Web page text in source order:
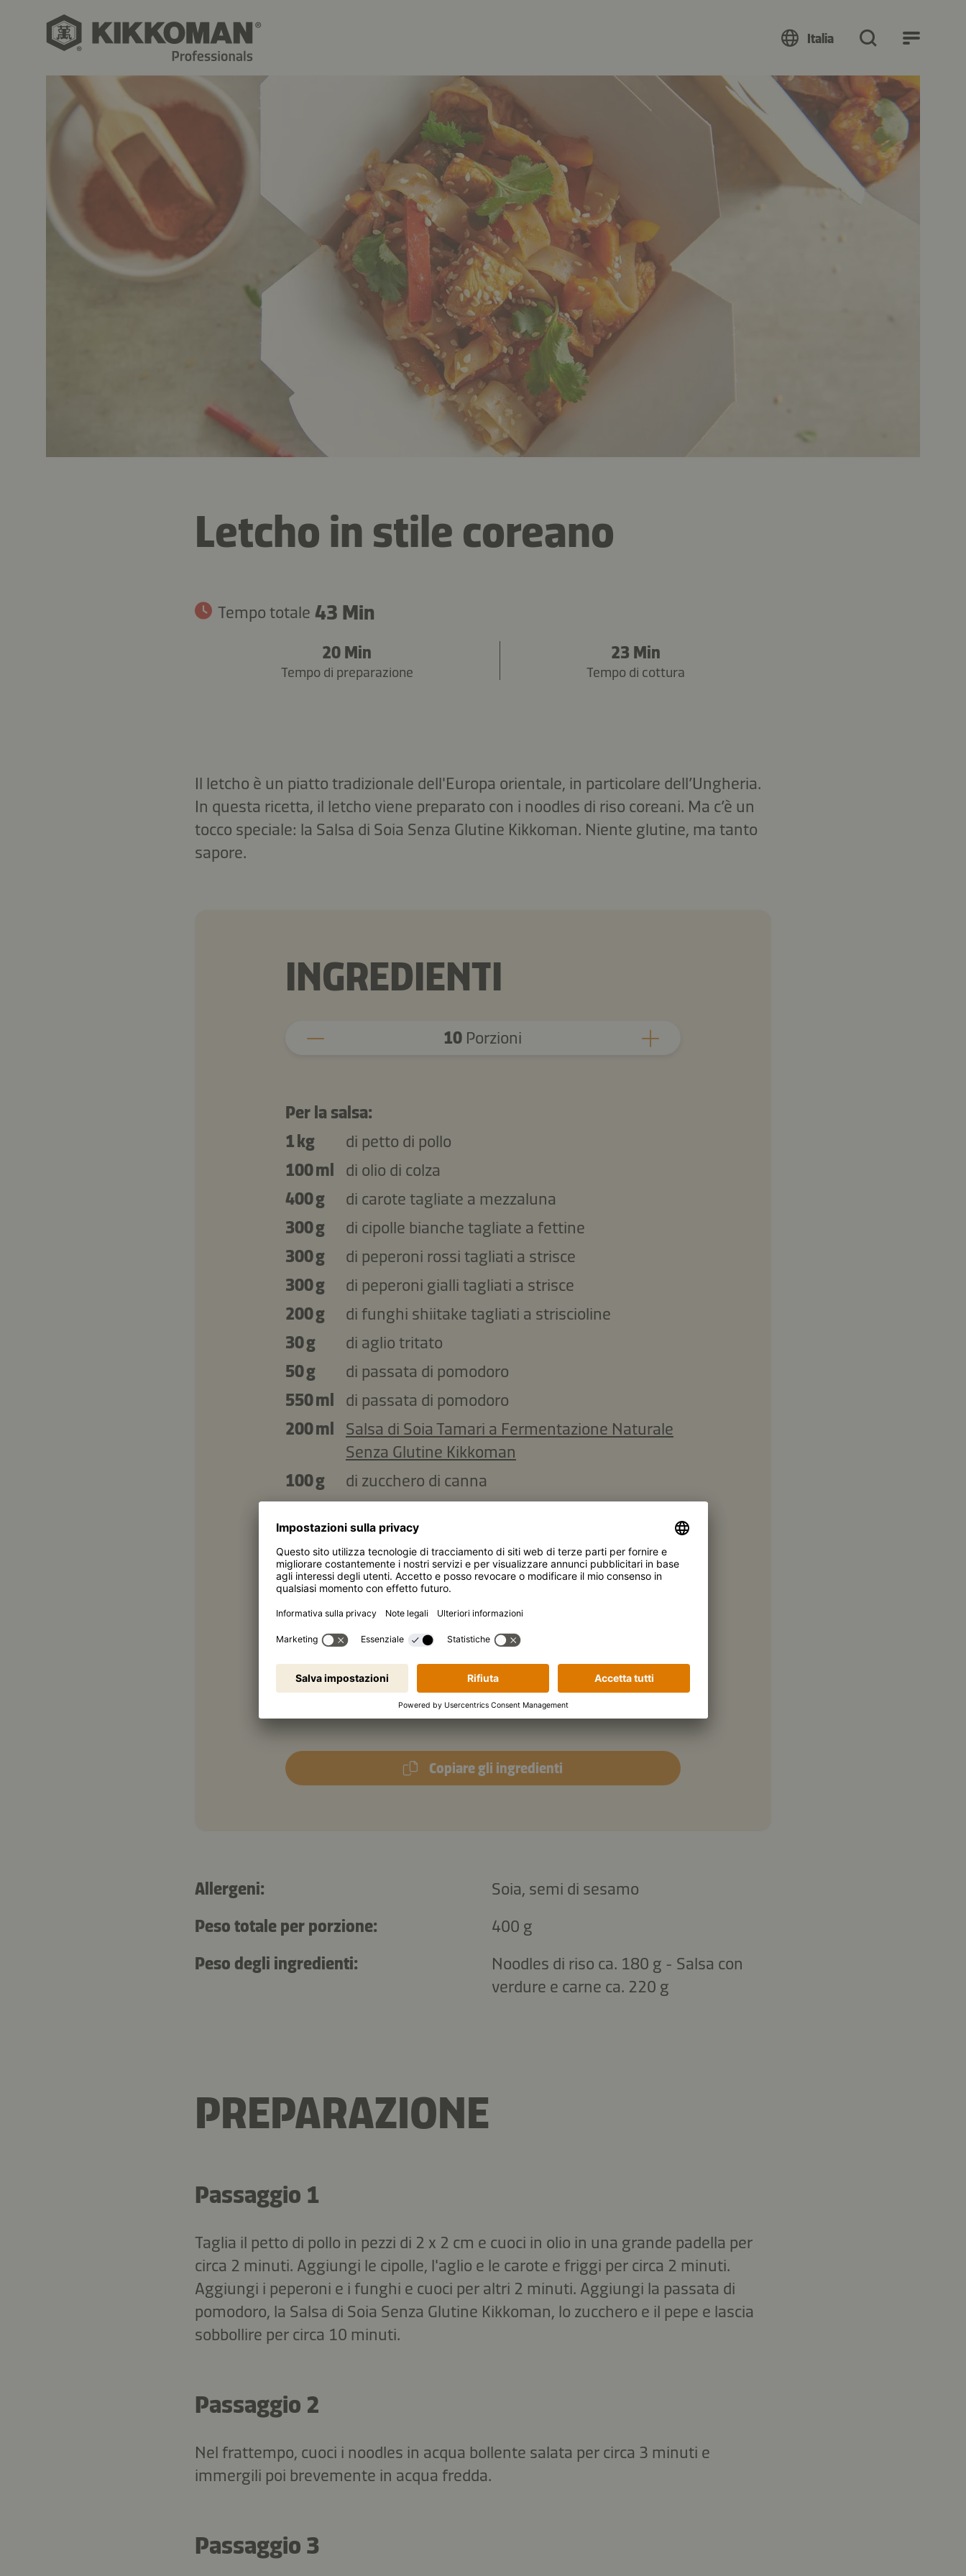
Italia
Letcho in stile coreano
Tempo totale 43 Min
20 Min
Tempo di preparazione
23 Min
Tempo di cottura
Il letcho è un piatto tradizionale dell'Europa orientale, in particolare dell’Ungheria.
In questa ricetta, il letcho viene preparato con i noodles di riso coreani. Ma c’è un
tocco speciale: la Salsa di Soia Senza Glutine Kikkoman. Niente glutine, ma tanto
sapore.
INGREDIENTI
10 Porzioni
Per la salsa:
1 kg
di petto di pollo
100 ml
di olio di colza
400 g
di carote tagliate a mezzaluna
300 g
di cipolle bianche tagliate a fettine
300 g
di peperoni rossi tagliati a strisce
300 g
di peperoni gialli tagliati a strisce
200 g
di funghi shiitake tagliati a striscioline
30 g
di aglio tritato
50 g
di passata di pomodoro
550 ml
di passata di pomodoro
200 ml
Salsa di Soia Tamari a Fermentazione Naturale
Senza Glutine Kikkoman
100 g
di zucchero di canna
Per i noodles:
800 g
di noodles di riso
In aggiunta:
10 g
di semi di sesamo tostati
20 g
di coriandolo tritato
Copiare gli ingredienti
Allergeni:
Soia, semi di sesamo
Peso totale per porzione:
400 g
Peso degli ingredienti:
Noodles di riso ca. 180 g - Salsa con
verdure e carne ca. 220 g
PREPARAZIONE
Passaggio 1
Taglia il petto di pollo in pezzi di 2 x 2 cm e cuoci in olio in una grande padella per
circa 2 minuti. Aggiungi le cipolle, l'aglio e le carote e friggi per circa 2 minuti.
Aggiungi i peperoni e i funghi e cuoci per altri 2 minuti. Aggiungi la passata di
pomodoro, la Salsa di Soia Senza Glutine Kikkoman, lo zucchero e il pepe e lascia
sobbollire per circa 10 minuti.
Passaggio 2
Nel frattempo, cuoci i noodles in acqua bollente salata per circa 3 minuti e
immergili poi brevemente in acqua fredda.
Passaggio 3